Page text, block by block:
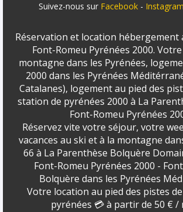
Suivez-nous sur Facebook - Instagram
Réservation et location hébergement
Font-Romeu Pyrénées 2000.
montagne dans les Pyrénées,
2000 dans les Pyrénées
Catalanes), logement au pied des
station de pyrénées 2000 à La
Font-Romeu Pyrénées
Réservez vite votre séjour, votre
vacances au ski et à la montagne
66 à La Parenthèse Bolquère
Font-Romeu Pyrénées 2000 -
Bolquère dans les Pyrénées
Votre location au pied des pistes
pyrénées 💳 à partir de 50 € /